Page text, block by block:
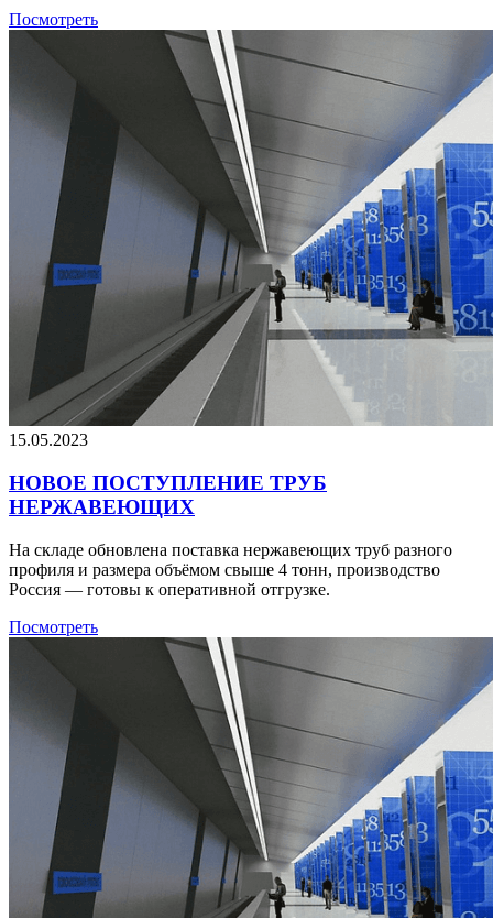
Посмотреть
15.05.2023
НОВОЕ ПОСТУПЛЕНИЕ ТРУБ
НЕРЖАВЕЮЩИХ
На складе обновлена поставка нержавеющих труб разного
профиля и размера объёмом свыше 4 тонн, производство
Россия — готовы к оперативной отгрузке.
Посмотреть